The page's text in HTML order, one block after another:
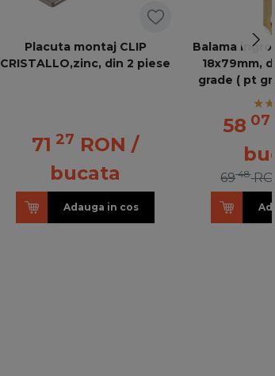
Placuta montaj CLIP
CRISTALLO,zinc, din 2 piese
71 27 RON /
bucata
Adauga in cos
Balama
18x79mm,
grade ( pt
24-
58 07
6948